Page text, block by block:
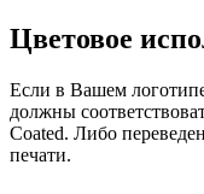
Цветовое
Если в Вашем
должны
Coated. Либо
печати.